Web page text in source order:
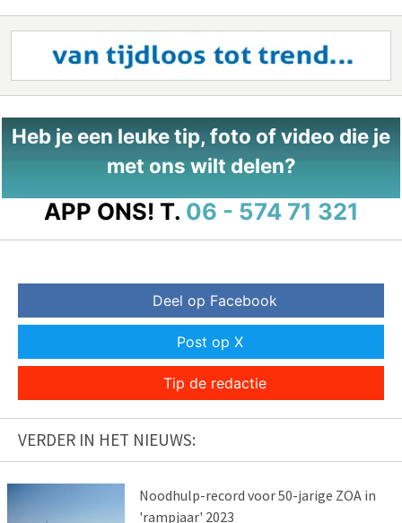
Heb je een leuke tip, foto of video die je
met ons wilt delen?
APP ONS! T. 06 - 574 71 321
Deel op Facebook
Post op X
Tip de redactie
VERDER IN HET NIEUWS:
Noodhulp-record voor 50-jarige ZOA in
'rampjaar' 2023